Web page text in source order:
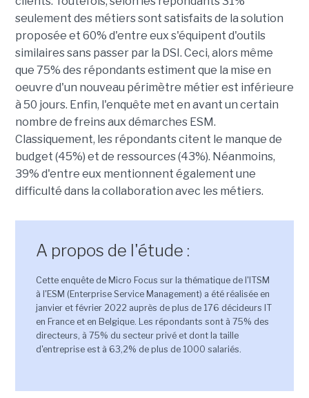
seulement des métiers sont satisfaits de la solution
proposée et 60% d'entre eux s'équipent d'outils
similaires sans passer par la DSI. Ceci, alors même
que 75% des répondants estiment que la mise en
oeuvre d'un nouveau périmètre métier est inférieure
à 50 jours. Enfin, l'enquête met en avant un certain
nombre de freins aux démarches ESM.
Classiquement, les répondants citent le manque de
budget (45%) et de ressources (43%). Néanmoins,
39% d'entre eux mentionnent également une
difficulté dans la collaboration avec les métiers.
A propos de l'étude :
Cette enquête de Micro Focus sur la thématique de l'ITSM
à l'ESM (Enterprise Service Management) a été réalisée en
janvier et février 2022 auprès de plus de 176 décideurs IT
en France et en Belgique. Les répondants sont à 75% des
directeurs, à 75% du secteur privé et dont la taille
d'entreprise est à 63,2% de plus de 1000 salariés.